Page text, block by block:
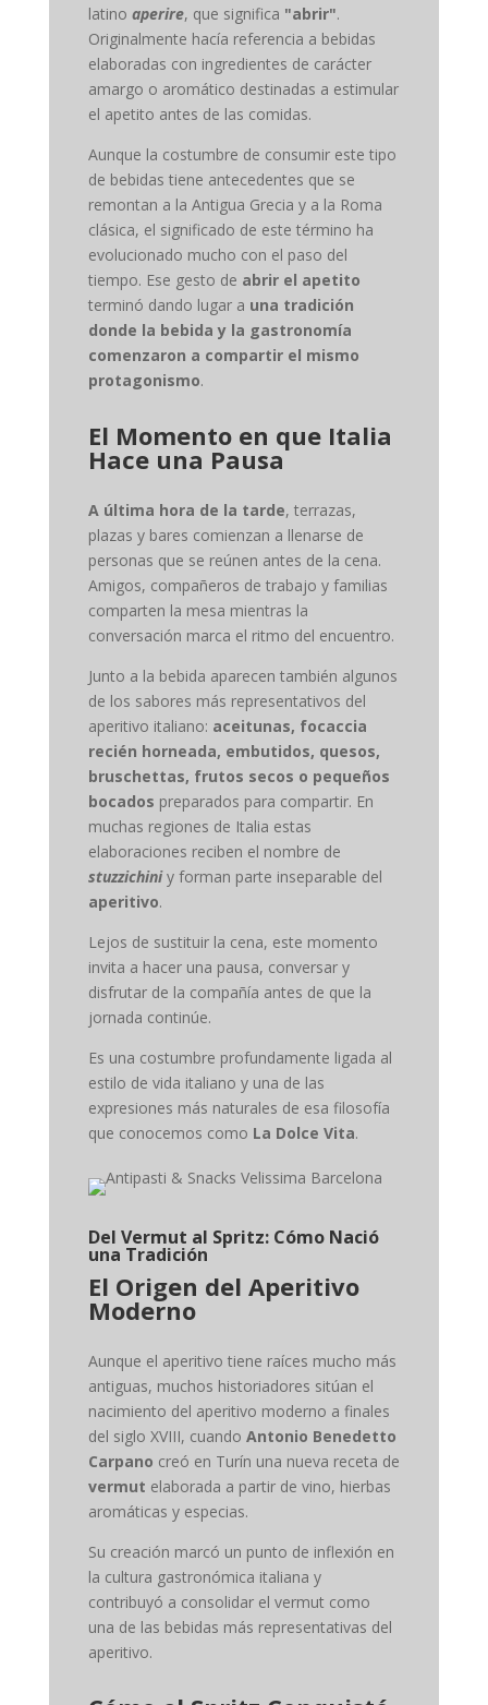
latino aperire, que significa "abrir".
Originalmente hacía referencia a bebidas
elaboradas con ingredientes de carácter
amargo o aromático destinadas a estimular
el apetito antes de las comidas.
Aunque la costumbre de consumir este tipo
de bebidas tiene antecedentes que se
remontan a la Antigua Grecia y a la Roma
clásica, el significado de este término ha
evolucionado mucho con el paso del
tiempo. Ese gesto de abrir el apetito
terminó dando lugar a una tradición
donde la bebida y la gastronomía
comenzaron a compartir el mismo
protagonismo.
El Momento en que Italia
Hace una Pausa
A última hora de la tarde, terrazas,
plazas y bares comienzan a llenarse de
personas que se reúnen antes de la cena.
Amigos, compañeros de trabajo y familias
comparten la mesa mientras la
conversación marca el ritmo del encuentro.
Junto a la bebida aparecen también algunos
de los sabores más representativos del
aperitivo italiano: aceitunas, focaccia
recién horneada, embutidos, quesos,
bruschettas, frutos secos o pequeños
bocados preparados para compartir. En
muchas regiones de Italia estas
elaboraciones reciben el nombre de
stuzzichiniy forman parte inseparable del
aperitivo.
Lejos de sustituir la cena, este momento
invita a hacer una pausa, conversar y
disfrutar de la compañía antes de que la
jornada continúe.
Es una costumbre profundamente ligada al
estilo de vida italiano y una de las
expresiones más naturales de esa filosofía
que conocemos como La Dolce Vita.
Del Vermut al Spritz: Cómo Nació
una Tradición
El Origen del Aperitivo
Moderno
Aunque el aperitivo tiene raíces mucho más
antiguas, muchos historiadores sitúan el
nacimiento del aperitivo moderno a finales
del siglo XVIII, cuando Antonio Benedetto
Carpano creó en Turín una nueva receta de
vermut elaborada a partir de vino, hierbas
aromáticas y especias.
Su creación marcó un punto de inflexión en
la cultura gastronómica italiana y
contribuyó a consolidar el vermut como
una de las bebidas más representativas del
aperitivo.